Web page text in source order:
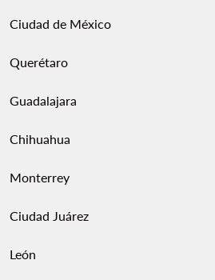
Ciudad de México
Querétaro
Guadalajara
Chihuahua
Monterrey
Ciudad Juárez
León